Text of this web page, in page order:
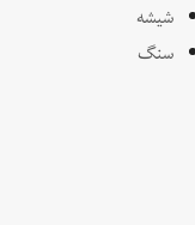
شیشه
سنگ